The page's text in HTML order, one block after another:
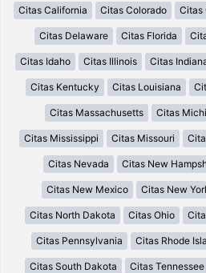
Citas California Citas Colorado Citas
Citas Delaware Citas Florida
Citas Idaho Citas Illinois Citas
Citas Kentucky Citas Louisiana
Citas Massachusetts Citas
Citas Mississippi Citas Missouri
Citas Nevada Citas New
Citas New Mexico Citas New
Citas North Dakota Citas Ohio
Citas Pennsylvania Citas Rhode
Citas South Dakota Citas Tennessee